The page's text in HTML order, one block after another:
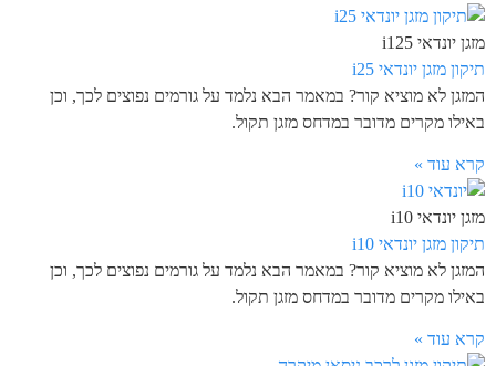
מזגן יונדאי i125
תיקון מזגן יונדאי i25
המזגן לא מוציא קור? במאמר הבא נלמד על גורמים נפוצים לכך, וכן
באילו מקרים מדובר במדחס מזגן תקול.
קרא עוד »
מזגן יונדאי i10
תיקון מזגן יונדאי i10
המזגן לא מוציא קור? במאמר הבא נלמד על גורמים נפוצים לכך, וכן
באילו מקרים מדובר במדחס מזגן תקול.
קרא עוד »